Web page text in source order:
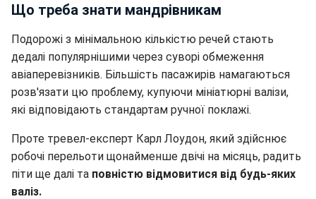
Що треба знати мандрівникам
Подорожі з мінімальною кількістю речей стають
дедалі популярнішими через суворі обмеження
авіаперевізників. Більшість пасажирів намагаються
розв'язати цю проблему, купуючи мініатюрні валізи,
які відповідають стандартам ручної поклажі.
Проте тревел-експерт Карл Лоудон, який здійснює
робочі перельоти щонайменше двічі на місяць, радить
піти ще далі та повністю відмовитися від будь-яких
валіз.